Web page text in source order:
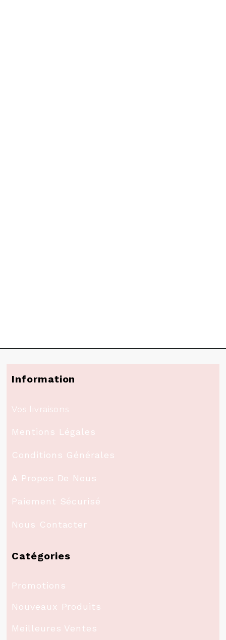
Information
Vos livraisons
Mentions Légales
Conditions Générales
A Propos De Nous
Paiement Sécurisé
Nous Contacter
Catégories
Promotions
Nouveaux Produits
Meilleures Ventes